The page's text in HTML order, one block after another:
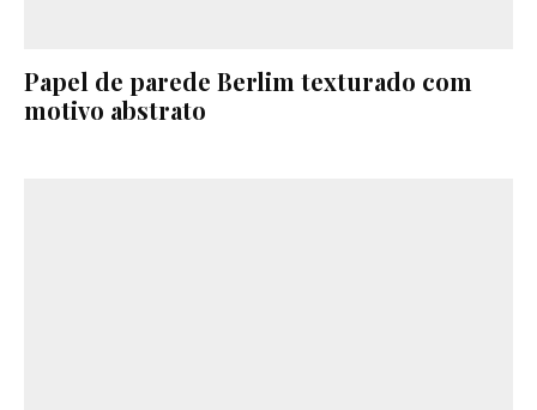
Papel de parede Berlim texturado com
motivo abstrato